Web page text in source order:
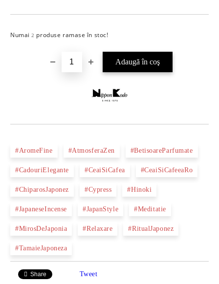
Numai2 produse ramase în stoc!
#AromeFine #AtmosferaZen #BetisoareParfumate
#CadouriElegante #CeaiSiCafea #CeaiSiCafeeaRo
#ChiparosJaponez #Cypress #Hinoki
#JapaneseIncense #JapanStyle #Meditatie
#MirosDeJaponia #Relaxare #RitualJaponez
#TamaieJaponeza
Share Tweet